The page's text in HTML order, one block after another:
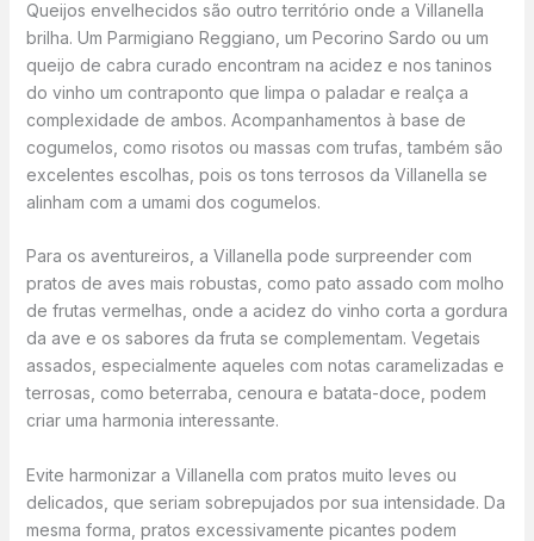
Queijos envelhecidos são outro território onde a Villanella
brilha. Um Parmigiano Reggiano, um Pecorino Sardo ou um
queijo de cabra curado encontram na acidez e nos taninos
do vinho um contraponto que limpa o paladar e realça a
complexidade de ambos. Acompanhamentos à base de
cogumelos, como risotos ou massas com trufas, também são
excelentes escolhas, pois os tons terrosos da Villanella se
alinham com a umami dos cogumelos.
Para os aventureiros, a Villanella pode surpreender com
pratos de aves mais robustas, como pato assado com molho
de frutas vermelhas, onde a acidez do vinho corta a gordura
da ave e os sabores da fruta se complementam. Vegetais
assados, especialmente aqueles com notas caramelizadas e
terrosas, como beterraba, cenoura e batata-doce, podem
criar uma harmonia interessante.
Evite harmonizar a Villanella com pratos muito leves ou
delicados, que seriam sobrepujados por sua intensidade. Da
mesma forma, pratos excessivamente picantes podem